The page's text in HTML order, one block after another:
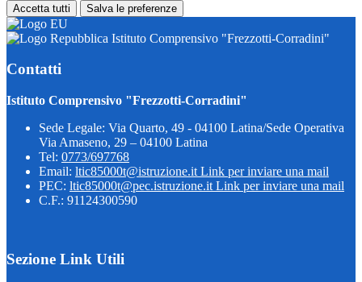
Accetta tutti Salva le preferenze
Istituto Comprensivo "Frezzotti-Corradini"
Contatti
Istituto Comprensivo "Frezzotti-Corradini"
Sede Legale: Via Quarto, 49 - 04100 Latina/Sede Operativa
Via Amaseno, 29 – 04100 Latina
Tel: 0773/697768
Email: ltic85000t@istruzione.it Link per inviare una mail
PEC: ltic85000t@pec.istruzione.it Link per inviare una mail
C.F.: 91124300590
Sezione Link Utili